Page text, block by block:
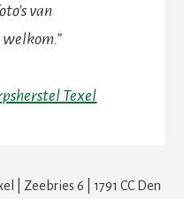
van
Texel
| Zeebries 6 | 1791 CC Den